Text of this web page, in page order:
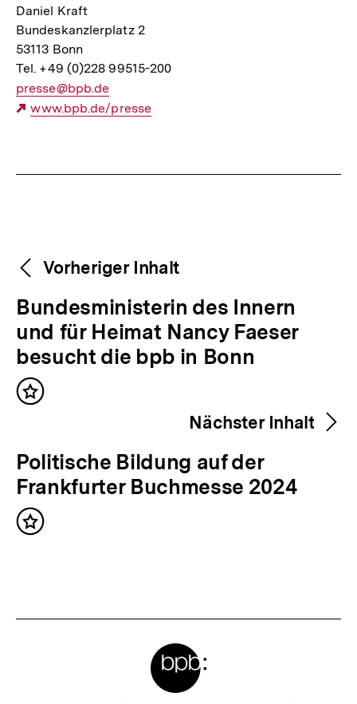
Daniel Kraft
Bundeskanzlerplatz 2
53113 Bonn
Tel. +49 (0)228 99515-200
E-
Mail
presse@bpb.de
Externer
www.bpb.de/presse
Weitere
Inhalte
Content-
Navigation
Vorheriger Inhalt
V
o
r
h
e
i
g
e
r
Bundesministerin des Innern
und für Heimat Nancy Faeser
besucht die bpb in Bonn
Inhalt
Nächster Inhalt
N
ä
c
h
Politische Bildung auf der
Frankfurter Buchmesse 2024
Inhalt